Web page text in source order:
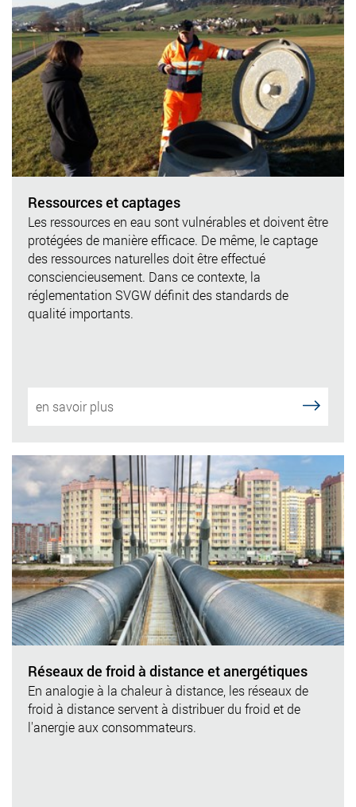
Ressources et captages
Les ressources en eau sont vulnérables et doivent être
protégées de manière efficace. De même, le captage
des ressources naturelles doit être effectué
consciencieusement. Dans ce contexte, la
réglementation SVGW définit des standards de
qualité importants.
en savoir plus
Réseaux de froid à distance et anergétiques
En analogie à la chaleur à distance, les réseaux de
froid à distance servent à distribuer du froid et de
l'anergie aux consommateurs.